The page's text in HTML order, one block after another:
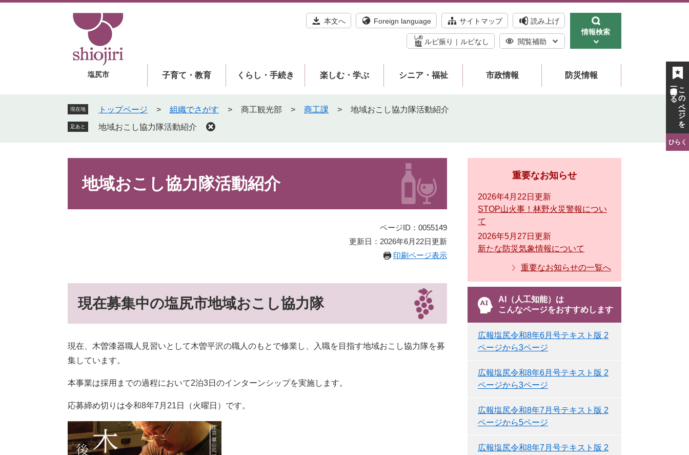
塩尻市
本文へ Foreign language サイトマップ 読み上げ
ルビ振り ルビなし 閲覧補助
情報検索
子育て・教育 くらし・手続き 楽しむ・学ぶ シニア・福祉 市政情報 防災情報
現在地 トップページ > 組織でさがす > 商工観光部 > 商工課 > 地域おこし協力隊活動紹介
足あと 地域おこし協力隊活動紹介
地域おこし協力隊活動紹介
ページID：0055149
更新日：2026年6月22日更新
印刷ページ表示
現在募集中の塩尻市地域おこし協力隊​
現在、木曽漆器職人見習いとして木曽平沢の職人のもとで修業し、入職を目指す地域おこし協力隊を募
集しています。
本事業は採用までの過程において2泊3日のインターンシップを実施します。
応募締め切りは令和8年7月21日（火曜日）です。
重要なお知らせ
2026年4月22日更新
STOP山火事！林野火災警報につい
て
2026年5月27日更新
新たな防災気象情報について
重要なお知らせの一覧へ
AI（人工知能）は
こんなページをおすすめします
広報塩尻令和8年6月号テキスト版 2
ページから3ページ
広報塩尻令和8年6月号テキスト版 2
ページから3ページ
広報塩尻令和8年7月号テキスト版 2
ページから5ページ
広報塩尻令和8年7月号テキスト版 2
このページを
一時保存する
ひらく